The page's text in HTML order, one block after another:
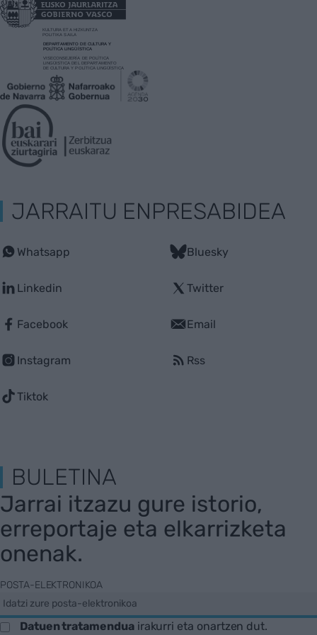
JARRAITU ENPRESABIDEA
Whatsapp
Linkedin
Facebook
Instagram
Tiktok
Bluesky
Twitter
Email
Rss
BULETINA
Jarrai itzazu gure istorio,
erreportaje eta elkarrizketa
onenak.
POSTA-ELEKTRONIKOA
Datuen tratamenduairakurri eta onartzen dut.